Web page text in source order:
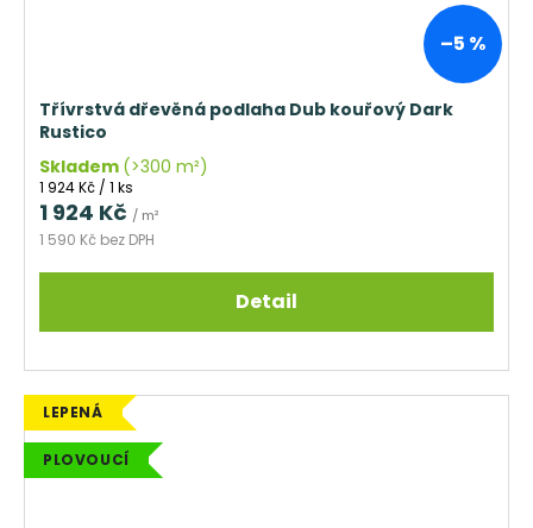
–5 %
Třívrstvá dřevěná podlaha Dub kouřový Dark
Rustico
Skladem (>300 m²)
1 590 Kč bez DPH
1 924 Kč / m²
Měrná
cena:
1 924 Kč / 1 ks
Detail
LEPENÁ
PLOVOUCÍ